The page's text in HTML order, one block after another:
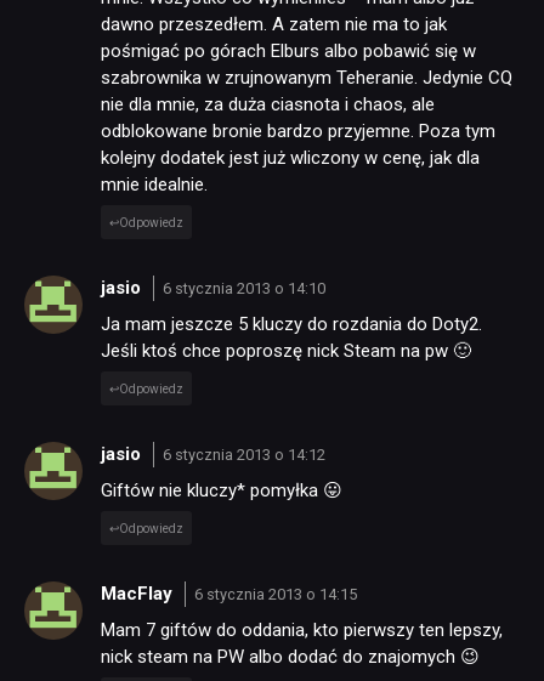
dawno przeszedłem. A zatem nie ma to jak
pośmigać po górach Elburs albo pobawić się w
szabrownika w zrujnowanym Teheranie. Jedynie CQ
nie dla mnie, za duża ciasnota i chaos, ale
odblokowane bronie bardzo przyjemne. Poza tym
kolejny dodatek jest już wliczony w cenę, jak dla
mnie idealnie.
Odpowiedz
jasio 6 stycznia 2013 o 14:10
Ja mam jeszcze 5 kluczy do rozdania do Doty2.
Jeśli ktoś chce poproszę nick Steam na pw 🙂
Odpowiedz
jasio 6 stycznia 2013 o 14:12
Giftów nie kluczy* pomyłka 😛
Odpowiedz
MacFlay 6 stycznia 2013 o 14:15
Mam 7 giftów do oddania, kto pierwszy ten lepszy,
nick steam na PW albo dodać do znajomych 😉